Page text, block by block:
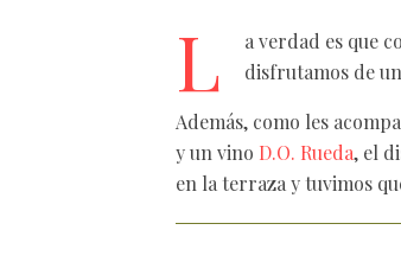
L a verdad es que
disfrutamos de
Además, como les
y un vino D.O. Rueda, el
en la terraza y tuvimos